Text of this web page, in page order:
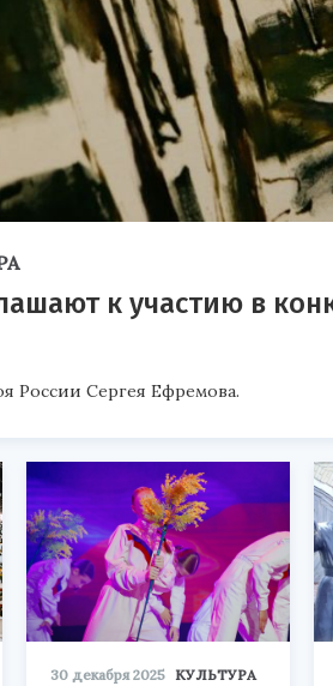
к участию в
России Сергея Ефремова.
30 декабря 2025 КУЛЬТУРА